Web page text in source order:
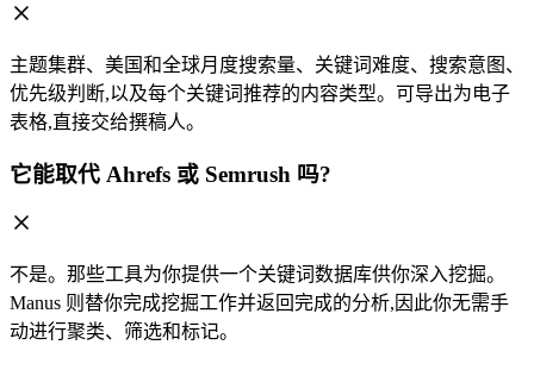
主题集群、美国和全球月度搜索量、关键词难度、搜索意图、
优先级判断,以及每个关键词推荐的内容类型。可导出为电子
表格,直接交给撰稿人。
它能取代 Ahrefs 或 Semrush 吗?
不是。那些工具为你提供一个关键词数据库供你深入挖掘。
Manus 则替你完成挖掘工作并返回完成的分析,因此你无需手
动进行聚类、筛选和标记。